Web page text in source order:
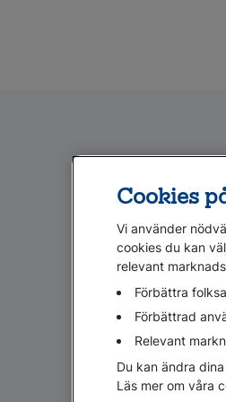
Administration
Stöd i arbetet
Hantera tjänstemän
Avsluta anställning
Anmäla ålderspension
Fler länkar om
Cookies
Vi använder
cookies du kan
relevant
Förbättra
Förbättrad
Relevant
Du kan ändra
Läs mer om våra